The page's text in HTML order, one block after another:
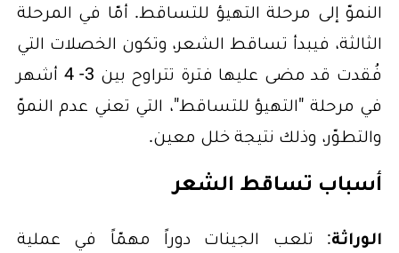
النموّ إلى مرحلة التهيؤ للتساقط. أمّا في المرحلة
الثالثة، فيبدأ تساقط الشعر، وتكون الخصلات التي
فُقدت قد مضى عليها فترة تتراوح بين 3- 4 أشهر
في مرحلة "التهيؤ للتساقط"، التي تعني عدم النموّ
والتطوّر، وذلك نتيجة خلل معين.
أسباب تساقط الشعر
الوراثة: تلعب الجينات دوراً مهمّاً في عملية